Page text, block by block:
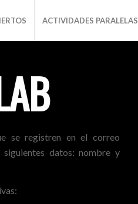
ACTIVIDADES PARALELAS
se registren en el correo
datos: nombre y